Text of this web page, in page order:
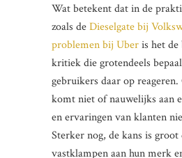
Wat betekent dat in de
zoals deDieselgate bij
problemen bij Uberis het
kritiek die grotendeels
gebruikers daar op
komt niet of nauwelijks aan
en ervaringen van klanten
Sterker nog, de kans is
vastklampen aan hun merk